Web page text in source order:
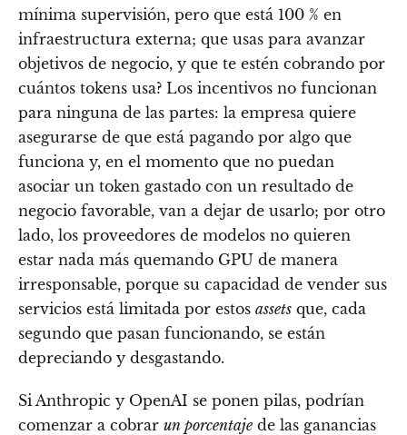
mínima supervisión, pero que está 100 % en
infraestructura externa; que usas para avanzar
objetivos de negocio, y que te estén cobrando por
cuántos tokens usa? Los incentivos no funcionan
para ninguna de las partes: la empresa quiere
asegurarse de que está pagando por algo que
funciona y, en el momento que no puedan
asociar un token gastado con un resultado de
negocio favorable, van a dejar de usarlo; por otro
lado, los proveedores de modelos no quieren
estar nada más quemando GPU de manera
irresponsable, porque su capacidad de vender sus
servicios está limitada por estos assets que, cada
segundo que pasan funcionando, se están
depreciando y desgastando.
Si Anthropic y OpenAI se ponen pilas, podrían
comenzar a cobrar un porcentaje de las ganancias